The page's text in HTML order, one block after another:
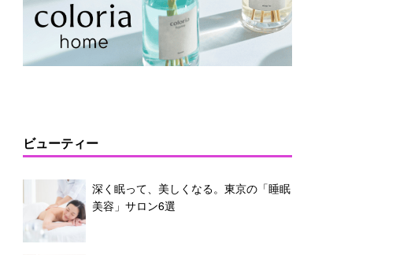
ビューティー
深く眠って、美しくなる。東京の「睡眠
美容」サロン6選